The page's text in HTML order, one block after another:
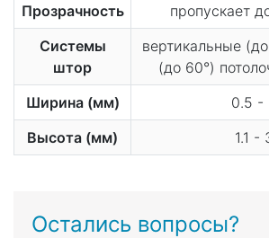
Прозрачность
пропускает
Системы
штор
вертикальные
(до 60°)
Ширина (мм)
0.5 -
Высота (мм)
1.1 -
Остались вопросы?